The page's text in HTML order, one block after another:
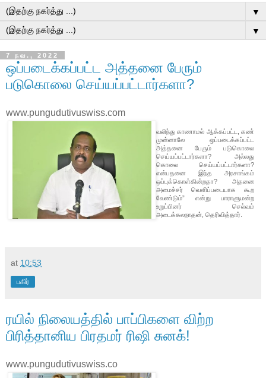
▼
▼
7 நவ., 2022
ஒப்படைக்கப்பட்ட அத்தனை பேரும்
படுகொலை செய்யப்பட்டார்களா?
www.pungudutivuswiss.com
வலிந்து காணாமல் ஆக்கப்பட்ட, கண்
முன்னாலே ஒப்படைக்கப்பட்ட
அத்தனை பேரும் படுகொலை
செய்யப்பட்டார்களா? அல்லது
கொலை செய்யப்பட்டார்களா?
என்பதனை இந்த அரசாங்கம்
ஒப்புக்கொள்கின்றதா? அதனை
அமைச்சர் வெளிப்படையாக கூற
வேண்டும்” என்று பாராளுமன்ற
உறுப்பினர் செல்வம்
அடைக்கலநாதன், தெரிவித்தார்.
at 10:53
பகிர்
ரயில் நிலையத்தில் பாப்பிகளை விற்ற
பிரித்தானிய பிரதமர் ரிஷி சுனக்!
www.pungudutivuswiss.co